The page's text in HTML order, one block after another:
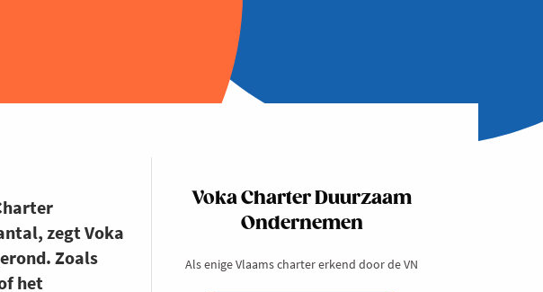
zegt Voka
Zoals
het
Voka Charter Duurzaam
Ondernemen
Als enige Vlaams charter erkend door de VN